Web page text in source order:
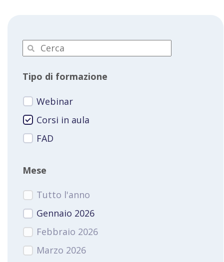
Tipo di formazione
Webinar
Corsi in aula
FAD
Mese
Tutto l'anno
Gennaio 2026
Febbraio 2026
Marzo 2026